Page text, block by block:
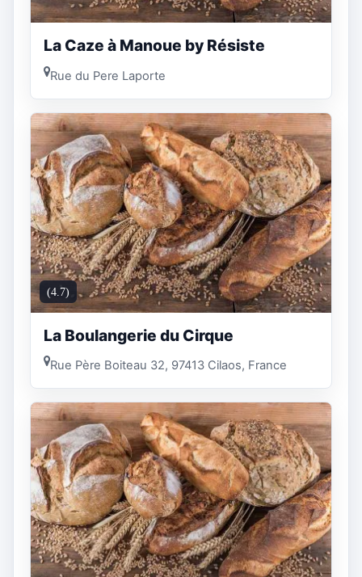
La Caze à Manoue by Résiste
Rue du Pere Laporte
(4.7)
La Boulangerie du Cirque
Rue Père Boiteau 32, 97413 Cilaos, France